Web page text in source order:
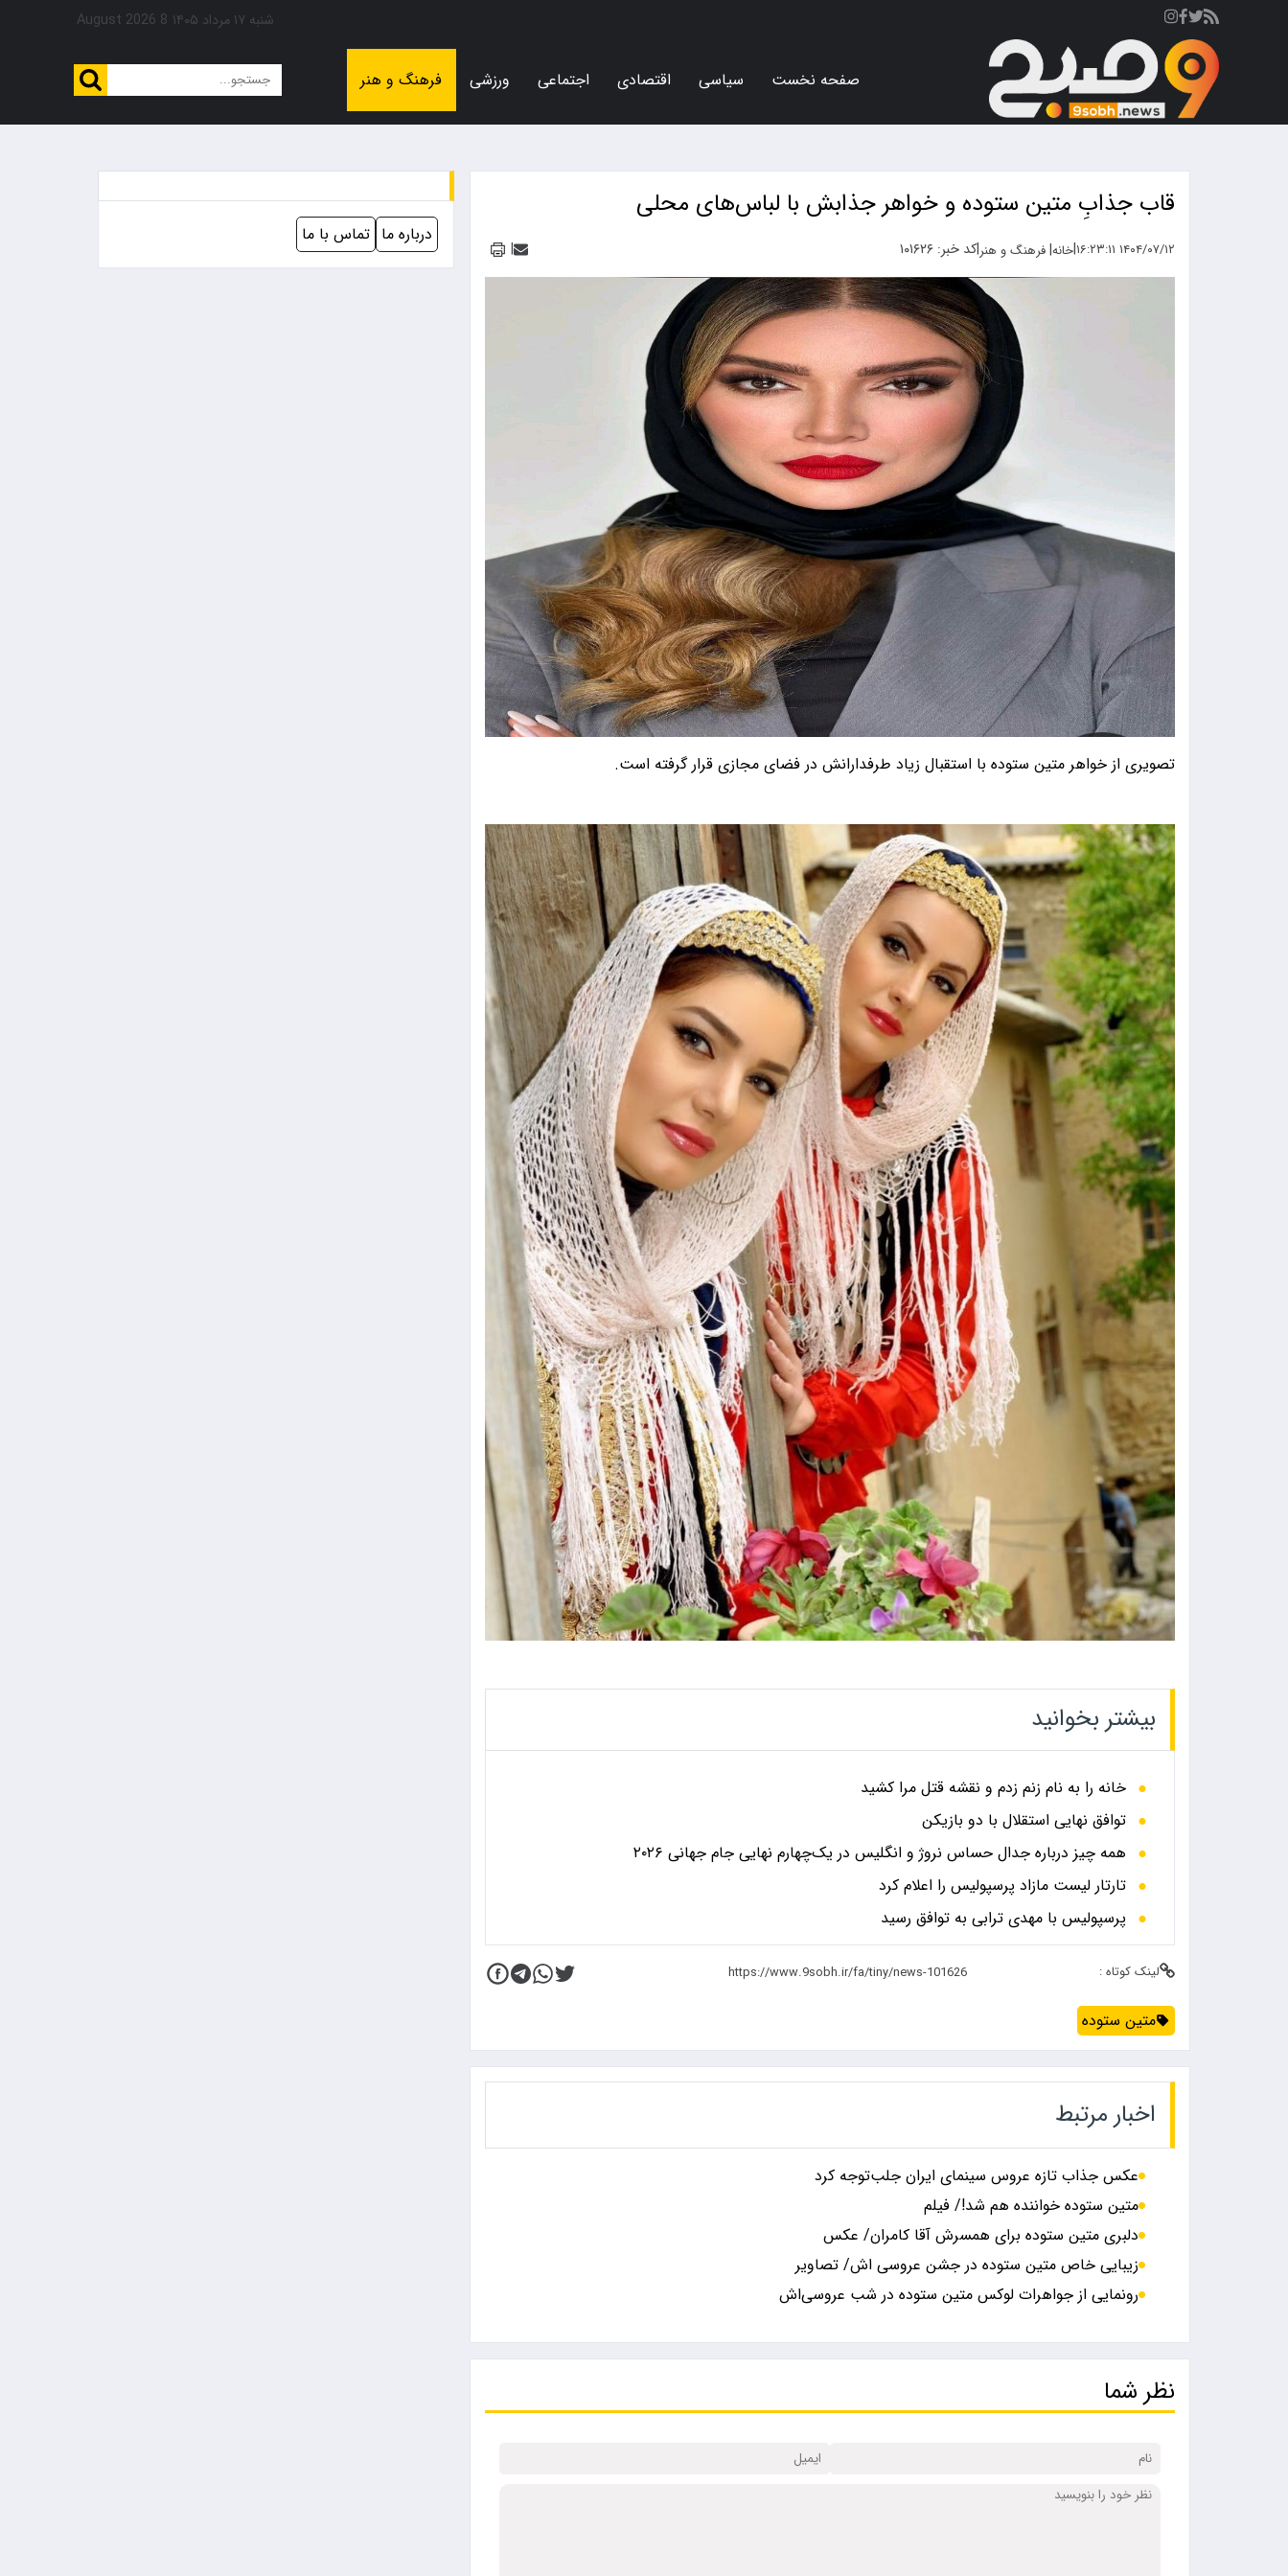
شنبه ۱۷ مرداد ۱۴۰۵ 8 August 2026
صفحه نخست سیاسی اقتصادی اجتماعی ورزشی فرهنگ و هنر
قاب جذابِ متین ستوده و خواهر جذابش با لباس‌های محلی
۱۴۰۴/۰۷/۱۲ ۱۶:۲۳:۱۱ |خانه|فرهنگ و هنر|کد خبر: ۱۰۱۶۲۶ |
تصویری از خواهر متین ستوده با استقبال زیاد طرفدارانش در فضای مجازی قرار گرفته است.
بیشتر بخوانید
خانه را به نام زنم زدم و نقشه قتل مرا کشید
توافق نهایی استقلال با دو بازیکن
همه چیز درباره جدال حساس نروژ و انگلیس در یک‌چهارم نهایی جام جهانی ۲۰۲۶
تارتار لیست مازاد پرسپولیس را اعلام کرد
پرسپولیس با مهدی ترابی به توافق رسید
لینک کوتاه :
متین ستوده
اخبار مرتبط
عکس جذاب تازه عروس سینمای ایران جلب‎‌توجه کرد
متین ستوده خواننده هم شد!/ فیلم
دلبری متین ستوده برای همسرش آقا کامران/ عکس
زیبایی خاص متین ستوده در جشن عروسی اش/ تصاویر
رونمایی از جواهرات لوکس متین ستوده در شب عروسی‌اش
نظر شما
درباره ما تماس با ما